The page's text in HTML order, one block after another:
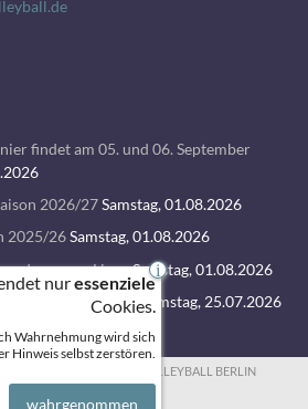
findet am 05. und 06. September
2026/27Samstag, 01.08.2026
2025/26Samstag, 01.08.2026
unseren LigenSamstag, 01.08.2026
CAMP 2026Samstag, 25.07.2026
nuressenziele
Cookies.
Wahrnehmung wird sich
Hinweis selbst zerstören.
i
wahrgenommen